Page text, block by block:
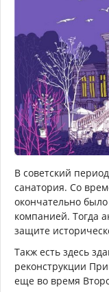
В советский
санатория. Со
окончательно
компанией. Тогда
защите
Такж есть здесь
реконструкции
еще во время